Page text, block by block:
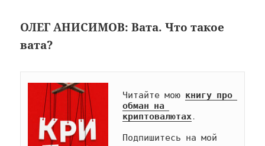
ОЛЕГ АНИСИМОВ: Вата. Что такое
вата?
Читайте мою книгу про
обман на
криптовалютах .